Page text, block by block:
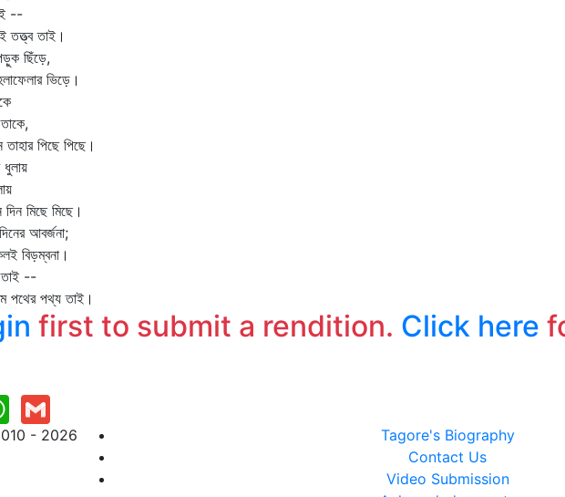
--
তত্ত্ব তাই।
ছিঁড়ে,
ভিড়ে।
তাহার পিছে পিছে।
মিছে মিছে।
আবর্জনা;
বিড়ম্বনা।
--
পথের পথ্য তাই।
first to submit a rendition. Click here
- 2026
Tagore's Biography
Contact Us
Video Submission